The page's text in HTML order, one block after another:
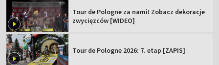
Tour de Pologne za nami! Zobacz dekoracje
zwycięzców [WIDEO]
Tour de Pologne 2026: 7. etap [ZAPIS]